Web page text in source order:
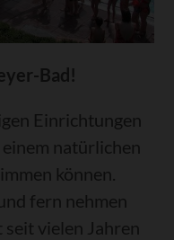
Bad!
Einrichtungen
natürlichen
können.
fern nehmen
vielen Jahren